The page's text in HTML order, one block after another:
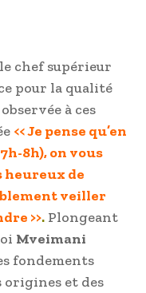
chef supérieur
pour la qualité
à ces
<< Je pense qu’en
8h), on vous
heureux de
veiller
>>. Plongeant
Mveimani
fondements
origines et des